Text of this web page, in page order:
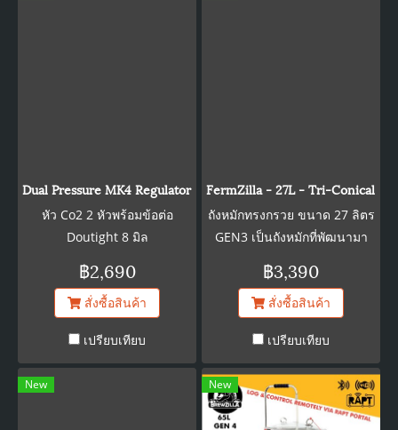
6.35mm Male duotight
fitting (Connect your gas
ball lock line directly to the
fitting!) 1 x 1.5-2m Length of
4mm x 8mm EVABarrier
Hosing 1 x 8mm
Compression x 8mm female
duotight fitting Elbow 1 x
Dual Pressure MK4 Regulator - Type 30 - NEW 8mm x FFL
หัว Co2 2 หัวพร้อมข้อต่อ
Doutight 8 มิล
฿2,690
สั่งซื้อสินค้า
เปรียบเทียบ
FermZilla - 27L - Tri-Conical
ถังหมักทรงกรวย ขนาด 27 ลิตร
GEN3 เป็นถังหมักที่พัฒนามา
สะดวกสบายมากขึ้น
฿3,390
สั่งซื้อสินค้า
เปรียบเทียบ
New New